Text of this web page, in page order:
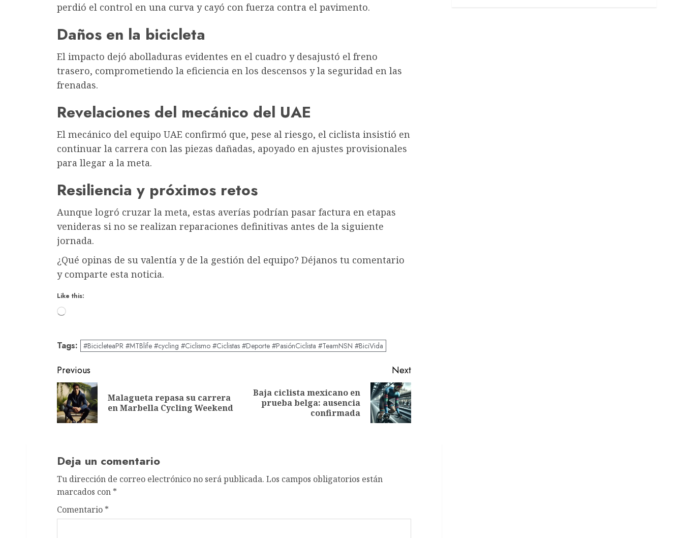
perdió el control en una curva y cayó con fuerza contra el pavimento.
Daños en la bicicleta
El impacto dejó abolladuras evidentes en el cuadro y desajustó el freno
trasero, comprometiendo la eficiencia en los descensos y la seguridad en las
frenadas.
Revelaciones del mecánico del UAE
El mecánico del equipo UAE confirmó que, pese al riesgo, el ciclista insistió en
continuar la carrera con las piezas dañadas, apoyado en ajustes provisionales
para llegar a la meta.
Resiliencia y próximos retos
Aunque logró cruzar la meta, estas averías podrían pasar factura en etapas
venideras si no se realizan reparaciones definitivas antes de la siguiente
jornada.
¿Qué opinas de su valentía y de la gestión del equipo? Déjanos tu comentario
y comparte esta noticia.
Like this:
Loading…
Tags: #BicicleteaPR #MTBlife #cycling #Ciclismo #Ciclistas #Deporte #PasiónCiclista #TeamNSN #BiciVida
Post
navigation
Previous
Previous
post:
Malagueta repasa su carrera
en Marbella Cycling Weekend
Next
Next
Baja ciclista mexicano en
prueba belga: ausencia
confirmada
Deja un comentario
Tu dirección de correo electrónico no será publicada. Los campos obligatorios están
marcados con *
Comentario *